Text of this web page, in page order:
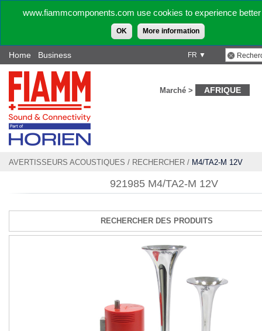
www.fiammcomponents.com use cookies to experience
OK More information
FR ▼
Home Business
Marché > AFRIQUE
AVERTISSEURS ACOUSTIQUES / RECHERCHER / M4/TA2-M 12V
921985 M4/TA2-M 12V
RECHERCHER DES PRODUITS